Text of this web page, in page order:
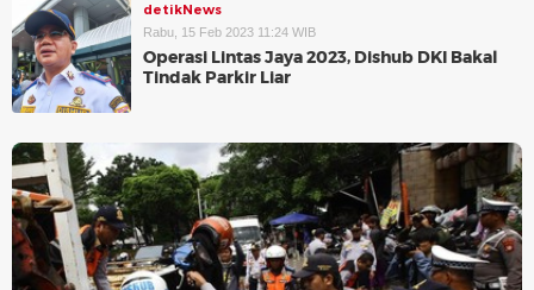
detikNews
Rabu, 15 Feb 2023 11:24 WIB
Operasi Lintas Jaya 2023, Dishub DKI Bakal
Tindak Parkir Liar